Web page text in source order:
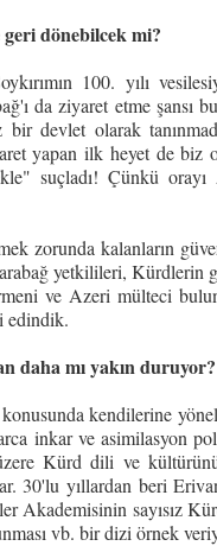
dönebilcek mi?
100. yılı
da ziyaret etme şansı
bir devlet olarak
yapan ilk heyet de biz
suçladı! Çünkü
zorunda kalanların
yetkilileri, Kürdlerin
ve Azeri mülteci
edindik.
daha mı yakın duruyor?
kendilerine
inkar ve asimilasyon
Kürd dili ve
30'lu yıllardan beri
Akademisinin sayısız
vb. bir dizi örnek